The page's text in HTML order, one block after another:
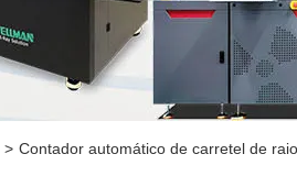
> Contador automático de carretel de